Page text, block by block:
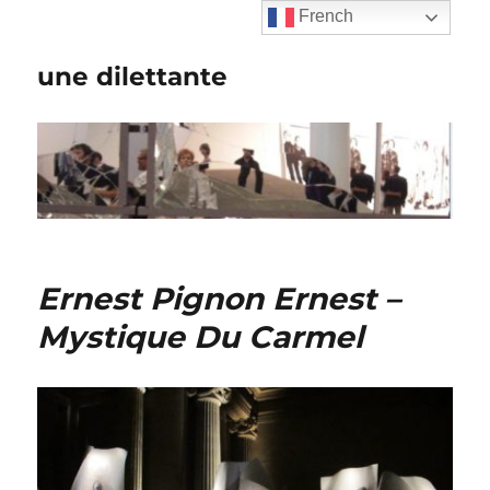
une dilettante
Ernest Pignon Ernest –
Mystique Du Carmel
French